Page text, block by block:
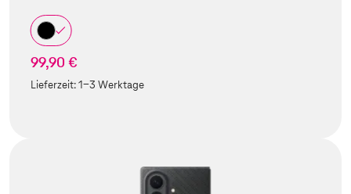
99,90 €
Lieferzeit:1-3 Werktage